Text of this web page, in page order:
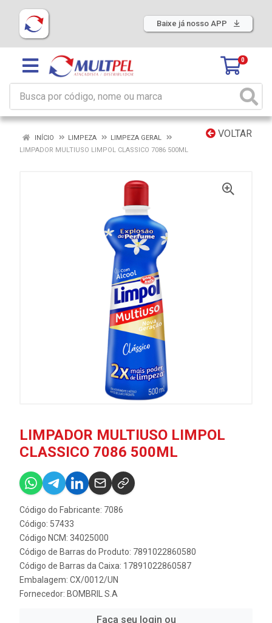
Baixe já nosso APP
0
VOLTAR
INÍCIO LIMPEZA
LIMPEZA GERAL
LIMPADOR MULTIUSO LIMPOL CLASSICO 7086 500ML
LIMPADOR MULTIUSO LIMPOL
CLASSICO 7086 500ML
Código do Fabricante: 7086
Código: 57433
Código NCM: 34025000
Código de Barras do Produto: 7891022860580
Código de Barras da Caixa: 17891022860587
Embalagem: CX/0012/UN
Fornecedor: BOMBRIL S.A
Faça seu login ou